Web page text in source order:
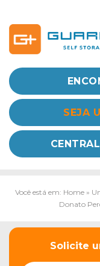
SEJA
Você está em: Home»
Donato
Solicite